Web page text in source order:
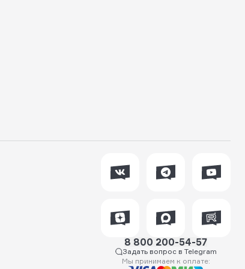
8 800 200-54-57
Задать вопрос в Telegram
Мы принимаем к оплате: